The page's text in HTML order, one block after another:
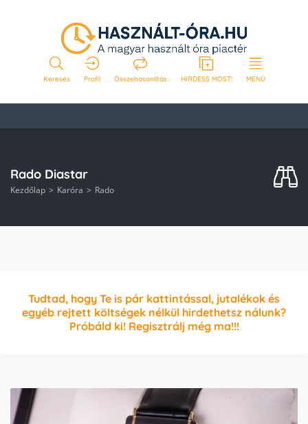
Keresés Profil Összehasonlítás HIRDESS MOST! MENÜ
Rado Diastar
Kezdőlap Karóra Rado
Tudtad, hogy Te is pár kattintással, jutalékok és
egyéb rejtett költségek nélkül hirdethetsz nálunk?
Próbáld ki! Regisztrálj még ma!!!